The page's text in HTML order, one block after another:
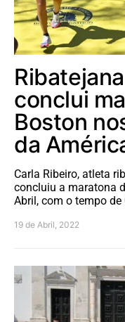
conclui
Boston
da
Carla Ribeiro, atleta
concluiu a maratona
Abril, com o tempo
19 de Abril, 2022